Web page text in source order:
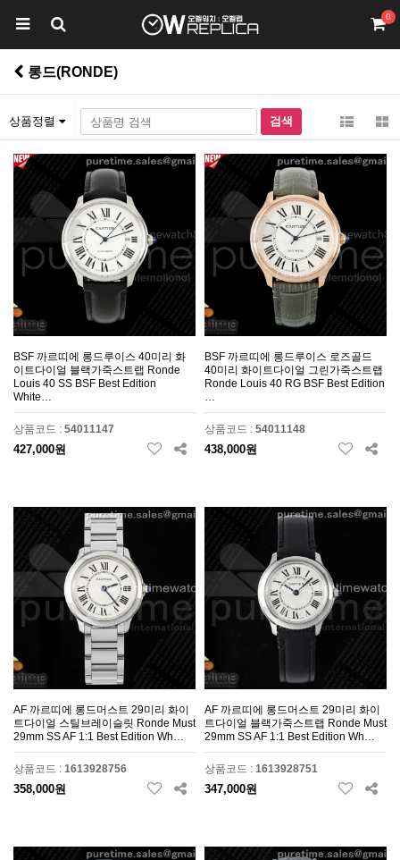
0
롱드(RONDE)
상품정렬
BSF 까르띠에 롱드루이스 40미리 화
이트다이얼 블랙가죽스트랩 Ronde
Louis 40 SS BSF Best Edition
White…
상품코드 : 54011147
427,000원
BSF 까르띠에 롱드루이스 로즈골드
40미리 화이트다이얼 그린가죽스트랩
Ronde Louis 40 RG BSF Best Edition
상품코드 : 54011148
438,000원
AF 까르띠에 롱드머스트 29미리 화이
트다이얼 스틸브레이슬릿 Ronde Must
29mm SS AF 1:1 Best Edition Wh…
상품코드 : 1613928756
358,000원
AF 까르띠에 롱드머스트 29미리 화이
트다이얼 블랙가죽스트랩 Ronde Must
29mm SS AF 1:1 Best Edition Wh…
상품코드 : 1613928751
347,000원